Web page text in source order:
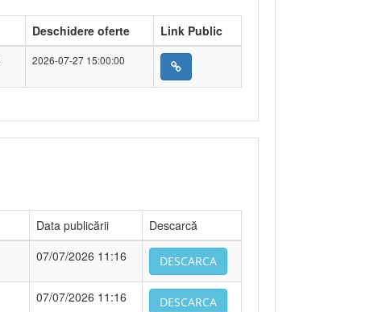
Deschidere oferte
Link Public
2026-07-27 15:00:00
Data publicării
Descarcă
07/07/2026 11:16 DESCARCA
07/07/2026 11:16 DESCARCA